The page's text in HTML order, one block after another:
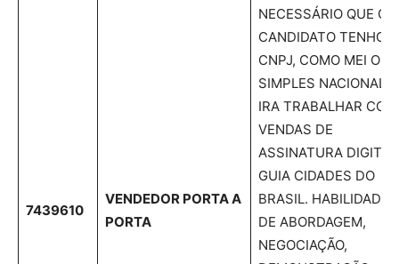
7439610
VENDEDOR PORTA A
PORTA
NECESSÁRIO QUE O
CANDIDATO TENHO
CNPJ, COMO MEI OU
SIMPLES NACIONAL.
IRA TRABALHAR COM
VENDAS DE
ASSINATURA DIGITAL
GUIA CIDADES DO
BRASIL. HABILIDADE
DE ABORDAGEM,
NEGOCIAÇÃO,